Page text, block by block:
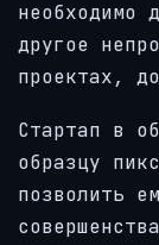
необходимо
другое
проектах,
Стартап в
образцу
позволить